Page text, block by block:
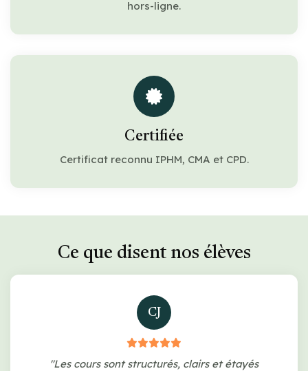
hors-ligne.
Certifiée
Certificat reconnu IPHM, CMA et CPD.
Ce que disent nos élèves
CJ
"Les cours sont structurés, clairs et étayés